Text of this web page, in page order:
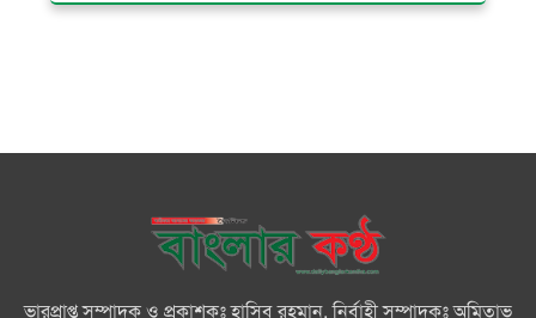
ভোলায় মিথ্যা অপবাদের বিচার
দ্রব্যমূল্য বৃদ্ধির প্রতিবাদে ভোলায় ১১
ভারত জুলাই শহীদদের অসম্মান
ভারপ্রাপ্ত সম্পাদক ও প্রকাশকঃ হাসিব রহমান, নির্বাহী সম্পাদকঃ অমিতাভ